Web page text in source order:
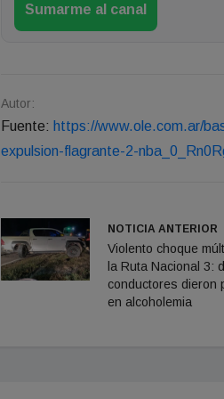
Sumarme al canal
Autor:
Fuente: https://www.ole.com.ar/
expulsion-flagrante-2-
NOTICIA ANTERIOR
Violento choque
la Ruta Nacional 3:
conductores dieron
en alcoholemia